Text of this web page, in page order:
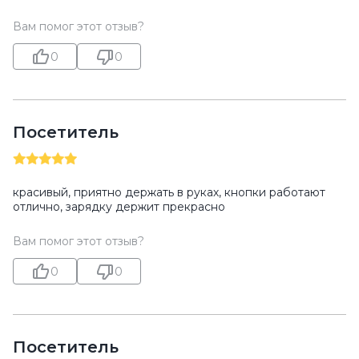
Вам помог этот отзыв?
0 0
Посетитель
красивый, приятно держать в руках, кнопки работают
отлично, зарядку держит прекрасно
Вам помог этот отзыв?
0 0
Посетитель